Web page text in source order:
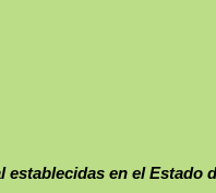
establecidas en el Estado